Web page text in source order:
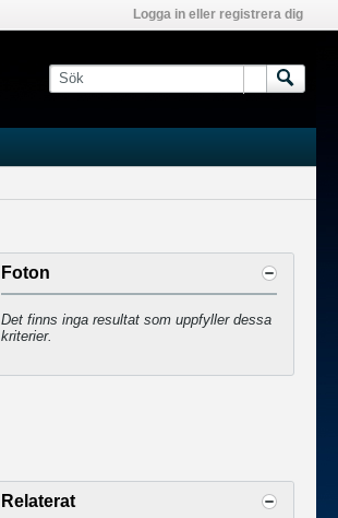
Logga in eller registrera dig
Foton
Det finns inga resultat som uppfyller dessa
kriterier.
Relaterat